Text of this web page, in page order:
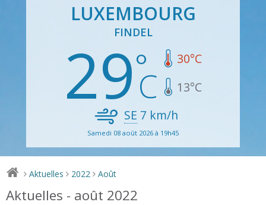
LUXEMBOURG
FINDEL
29 30°C
13°C
SE 7 km/h
Samedi 08 août 2026 à 19h45
> Aktuelles > 2022 > Août
Aktuelles - août 2022